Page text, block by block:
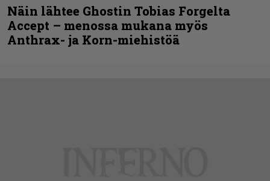
Näin lähtee Ghostin Tobias Forgelta
Accept – menossa mukana myös
Anthrax- ja Korn-miehistöä